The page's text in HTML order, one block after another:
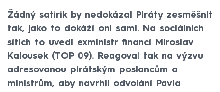
Žádný satirik by nedokázal Piráty zesměšnit
tak, jako to dokáží oni sami. Na sociálních
sítích to uvedl exministr financí Miroslav
Kalousek (TOP 09). Reagoval tak na výzvu
adresovanou pirátským poslancům a
ministrům, aby navrhli odvolání Pavla